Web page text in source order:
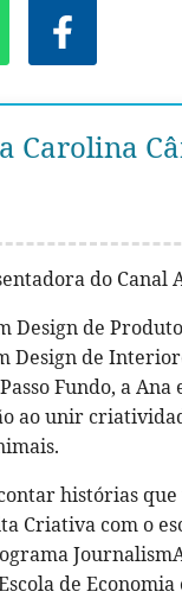
Carolina
do Canal
Design de
Design de
Fundo, a Ana
ao unir
histórias que
Criativa com o
de Economia